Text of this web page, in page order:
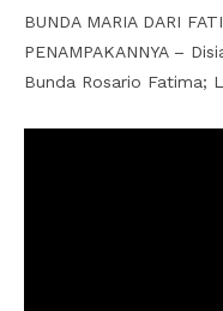
BUNDA MARIA DARI
PENAMPAKANNYA –
Bunda Rosario Fatima;